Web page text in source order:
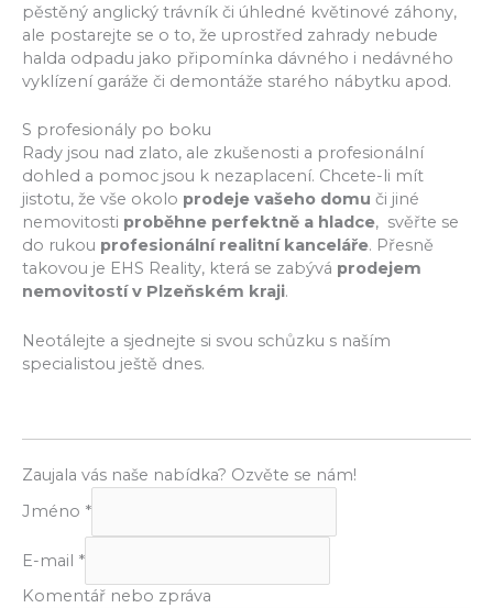
pěstěný anglický trávník či úhledné květinové záhony,
ale postarejte se o to, že uprostřed zahrady nebude
halda odpadu jako připomínka dávného i nedávného
vyklízení garáže či demontáže starého nábytku apod.
S profesionály po boku
Rady jsou nad zlato, ale zkušenosti a profesionální
dohled a pomoc jsou k nezaplacení. Chcete-li mít
jistotu, že vše okolo prodeje vašeho domu či jiné
nemovitosti proběhne perfektně a hladce, svěřte se
do rukou profesionální realitní kanceláře. Přesně
takovou je EHS Reality, která se zabývá prodejem
nemovitostí v Plzeňském kraji.
Neotálejte a sjednejte si svou schůzku s naším
specialistou ještě dnes.
Zaujala vás naše nabídka? Ozvěte se nám!
Jméno *
E-mail *
Komentář nebo zpráva